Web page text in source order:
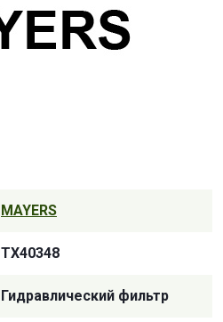
MAYERS
TX40348
Гидравлический фильтр